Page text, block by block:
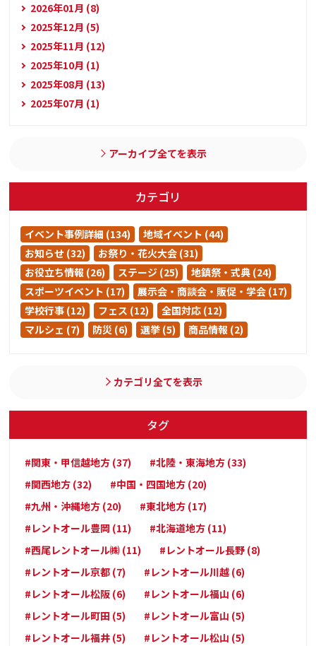
2026年01月 (8)
2025年12月 (5)
2025年11月 (12)
2025年10月 (1)
2025年08月 (13)
2025年07月 (1)
アーカイブ全てを表示
カテゴリ
イベント事例詳細 (134)
地域イベント (44)
お知らせ (32)
お祭り・花火大会 (31)
お役立ち情報 (26)
ステージ (25)
地鎮祭・式典 (24)
スポーツイベント (17)
展示会・商談会・販促・学会 (17)
学校行事 (12)
フェス (12)
全国対応 (12)
マルシェ (7)
防災 (6) 選挙 (5) 商品情報 (2)
カテゴリ全てを表示
タグ
#関東・甲信越地方 (37)
#北陸・東海地方 (33)
#関西地方 (32)
#中国・四国地方 (20)
#九州・沖縄地方 (20)
#東北地方 (17)
#レントオール豊岡 (11)
#北海道地方 (11)
#西尾レントオール㈱ (11)
#レントオール長野 (8)
#レントオール京都 (7)
#レントオール川越 (6)
#レントオール松阪 (6)
#レントオール福山 (6)
#レントオール町田 (5)
#レントオール富山 (5)
#レントオール福井 (5)
#レントオール松山 (5)